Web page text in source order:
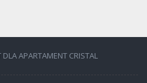
APARTAMENT CRISTAL